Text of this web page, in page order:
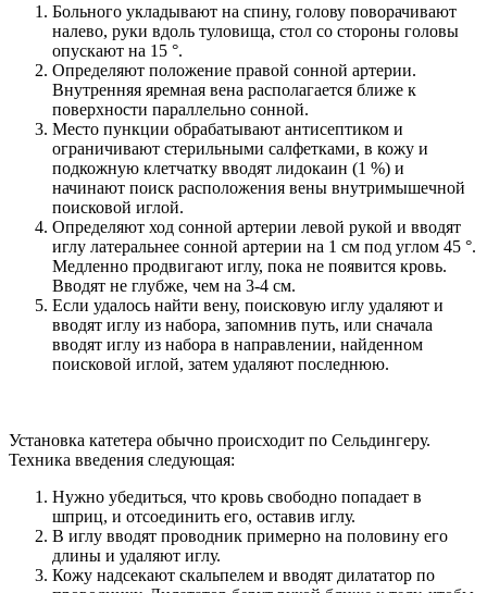
Больного укладывают на спину, голову поворачивают
налево, руки вдоль туловища, стол со стороны головы
опускают на 15 °.
Определяют положение правой сонной артерии.
Внутренняя яремная вена располагается ближе к
поверхности параллельно сонной.
Место пункции обрабатывают антисептиком и
ограничивают стерильными салфетками, в кожу и
подкожную клетчатку вводят лидокаин (1 %) и
начинают поиск расположения вены внутримышечной
поисковой иглой.
Определяют ход сонной артерии левой рукой и вводят
иглу латеральнее сонной артерии на 1 см под углом 45 °.
Медленно продвигают иглу, пока не появится кровь.
Вводят не глубже, чем на 3-4 см.
Если удалось найти вену, поисковую иглу удаляют и
вводят иглу из набора, запомнив путь, или сначала
вводят иглу из набора в направлении, найденном
поисковой иглой, затем удаляют последнюю.
Установка катетера обычно происходит по Сельдингеру.
Техника введения следующая:
Нужно убедиться, что кровь свободно попадает в
шприц, и отсоединить его, оставив иглу.
В иглу вводят проводник примерно на половину его
длины и удаляют иглу.
Кожу надсекают скальпелем и вводят дилататор по